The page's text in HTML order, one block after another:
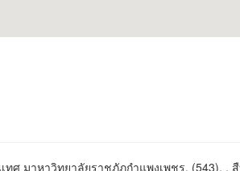
ศ มาหาวิทยาลัยราชภัฏกำแพงเพชร. (543). .